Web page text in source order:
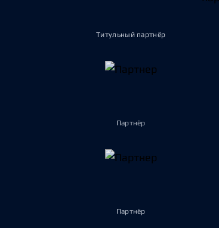
Титульный партнёр
Партнёр
Партнёр